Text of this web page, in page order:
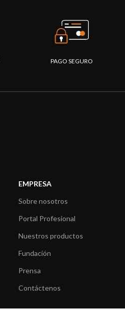
PAGO SEGURO
EMPRESA
Sobre nosotros
Portal Profesional
Nuestros productos
Fundación
Prensa
Contáctenos